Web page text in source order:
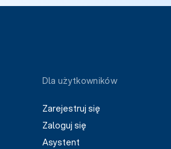
Dla użytkowników
Zarejestruj się
Zaloguj się
Asystent